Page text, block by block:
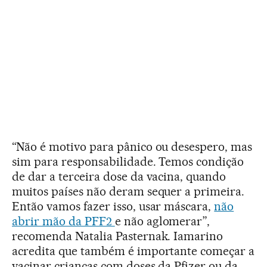
“Não é motivo para pânico ou desespero, mas
sim para responsabilidade. Temos condição
de dar a terceira dose da vacina, quando
muitos países não deram sequer a primeira.
Então vamos fazer isso, usar máscara,não
abrir mão da PFF2 e não aglomerar”,
recomenda Natalia Pasternak. Iamarino
acredita que também é importante começar a